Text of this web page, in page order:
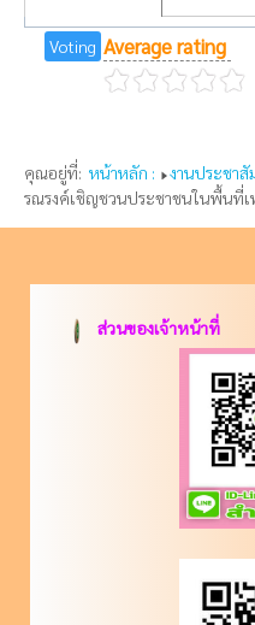
Voting Average rating
คุณอยู่ที่: หน้าหลัก :
งานประชา
รณรงค์เชิญชวนประชาชนในพื้นที่
ส่วนของเจ้าหน้าที่